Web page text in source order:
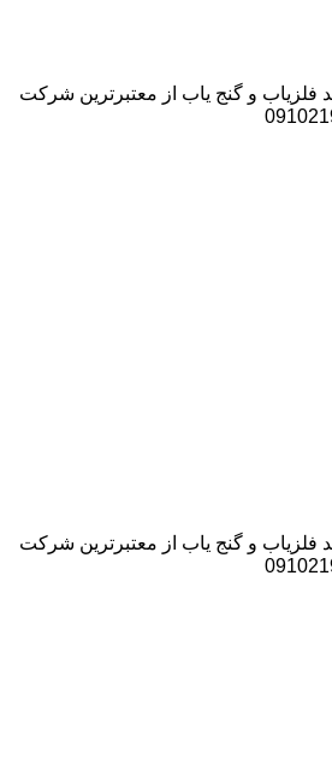
فلزیاب و گنج یاب از معتبرترین شرکت
فلزیاب و گنج یاب از معتبرترین شرکت